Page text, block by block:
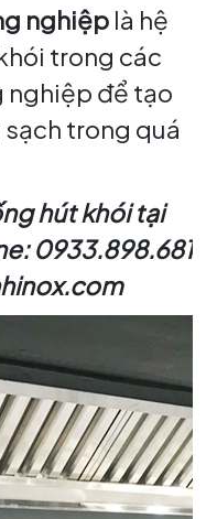
nghiệp là hệ
trong các
nghiệp để tạo
trong quá
hút khói tại
0933.898.681